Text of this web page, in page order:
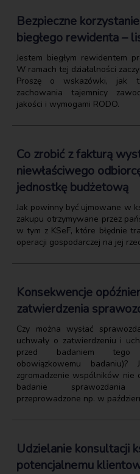
Bezpieczne
biegłego rewidenta –
Jestem biegłym rewidentem
W ramach tej działalności
Proszę o wskazówki, jak
zachowania tajemnicy
jakości i wymogami RODO.
Co zrobić z fakturą
niewłaściwego
jednostkę budżetową
Jak powinny być ujmowane w
zakupu otrzymywane przez
w tym z KSeF, które błędnie
operacji gospodarczej na jej
Konsekwencje
zatwierdzenia
Czy można wysłać
uchwały o zatwierdzeniu i
przed badaniem tego
obowiązkowemu
zgromadzenie wspólników nie
badanie
przeprowadzone np. w
Udzielanie konsultacji
potencjalnemu